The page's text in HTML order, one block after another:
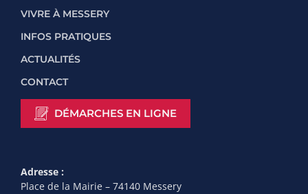
VIVRE À MESSERY
INFOS PRATIQUES
ACTUALITÉS
CONTACT
DÉMARCHES EN LIGNE
Adresse :
Place de la Mairie – 74140 Messery